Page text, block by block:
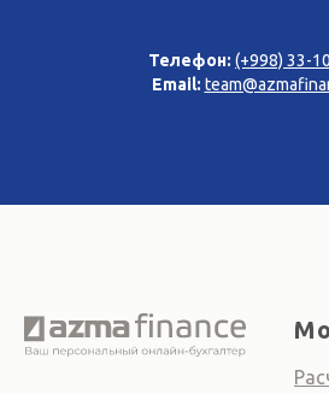
Телефон: (+998) 33-
Email: